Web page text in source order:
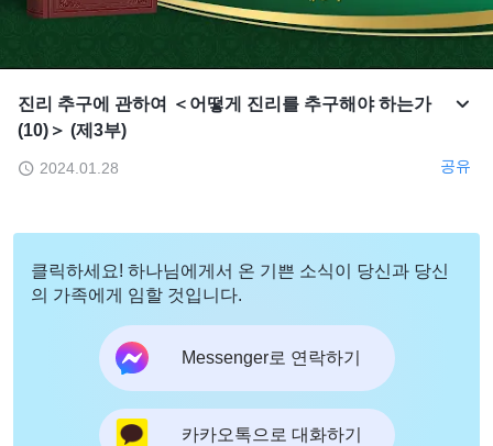
진리 추구에 관하여 ＜어떻게 진리를 추구해야 하는가
(10)＞ (제3부)
2024.01.28 공유
클릭하세요! 하나님에게서 온 기쁜 소식이 당신과 당신
의 가족에게 임할 것입니다.
Messenger로 연락하기
카카오톡으로 대화하기